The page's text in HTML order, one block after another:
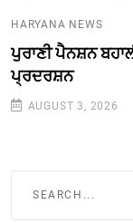
HARYANA NEWS
ਪੁਰਾਣੀ ਪੈਨਸ਼ਨ
ਪ੍ਰਦਰਸ਼ਨ
AUGUST 3, 2026